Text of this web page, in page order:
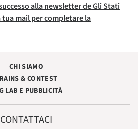
alla newsletter de Gli Stati
mail per completare la
CHI SIAMO
& CONTEST
LAB E PUBBLICITÀ
CONTATTACI